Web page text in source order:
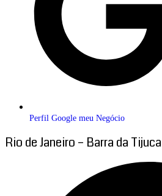
Perfil Google meu Negócio
Rio de Janeiro – Barra da Tijuca